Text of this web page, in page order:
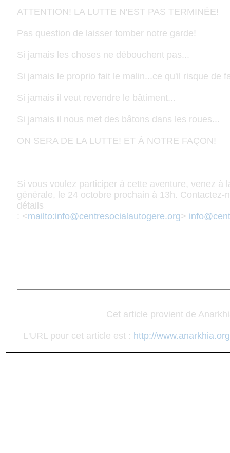
ATTENTION! LA LUTTE N'EST PAS TERMINÉE!
Pas question de laisser tomber notre garde!
Si jamais les choses ne débouchent pas...
Si jamais le proprio fait le malin...ce qu'il risque de
Si jamais il veut revendre le bâtiment...
Si jamais il nous met des bâtons dans les roues...
ON SERA DE LA LUTTE! ET À NOTRE FAÇON!
Si vous voulez participer à cette aventure, venez à
générale, le 24 octobre prochain à 13h. Contactez-
détails
: <mailto:info@centresocialautogere.org>
Cet article provient de
L'URL pour cet article est : http://